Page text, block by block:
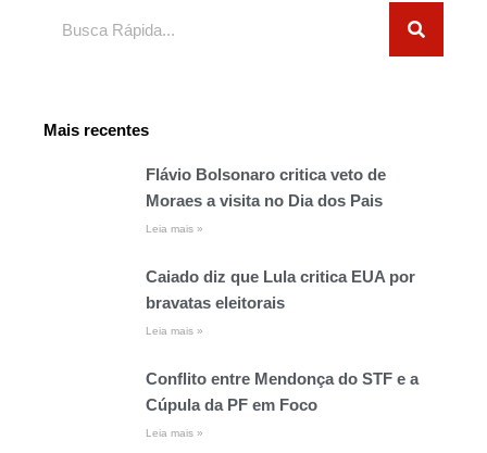
Mais recentes
Flávio Bolsonaro critica veto de
Moraes a visita no Dia dos Pais
Leia mais »
Caiado diz que Lula critica EUA por
bravatas eleitorais
Leia mais »
Conflito entre Mendonça do STF e a
Cúpula da PF em Foco
Leia mais »